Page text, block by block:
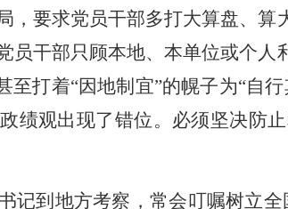
，要求党员干部多打大算盘、
员干部只顾本地、本单位或个
至打着“因地制宜”的幌子为“自
绩观出现了错位。必须坚决防
记到地方考察，常会叮嘱树立